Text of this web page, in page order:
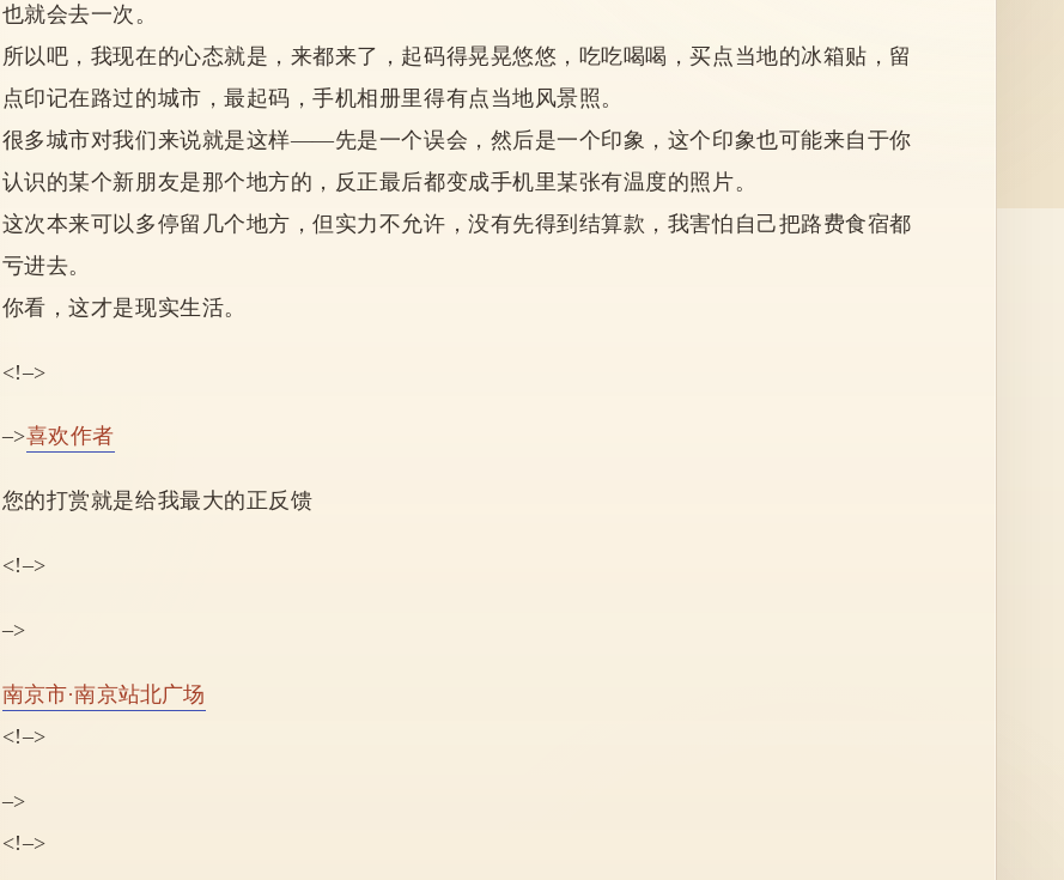
也就会去一次。
所以吧，我现在的心态就是，来都来了，起码得晃晃悠悠，吃吃喝喝，买点当地的冰箱贴，留
点印记在路过的城市，最起码，手机相册里得有点当地风景照。
很多城市对我们来说就是这样——先是一个误会，然后是一个印象，这个印象也可能来自于你
认识的某个新朋友是那个地方的，反正最后都变成手机里某张有温度的照片。
这次本来可以多停留几个地方，但实力不允许，没有先得到结算款，我害怕自己把路费食宿都
亏进去。
你看，这才是现实生活。
<!–>
–>喜欢作者
您的打赏就是给我最大的正反馈
<!–>
–>
南京市·南京站北广场
<!–>
–>
<!–>